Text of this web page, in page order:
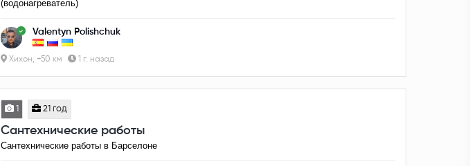
(водонагреватель)
Valentyn Polishchuk
Хихон, +50 км 1 г. назад
1 21 год
Сантехнические работы
Сантехнические работы в Барселоне